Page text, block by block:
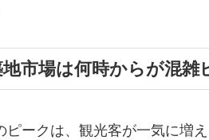
市場は何時からが混雑
ピークは、観光客が一気に増